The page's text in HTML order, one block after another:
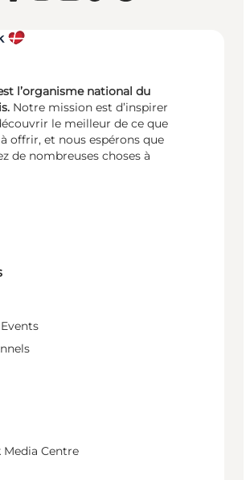
l’organisme national du
Notre mission est d’inspirer
le meilleur de ce que
offrir, et nous espérons que
de nombreuses choses à
Centre